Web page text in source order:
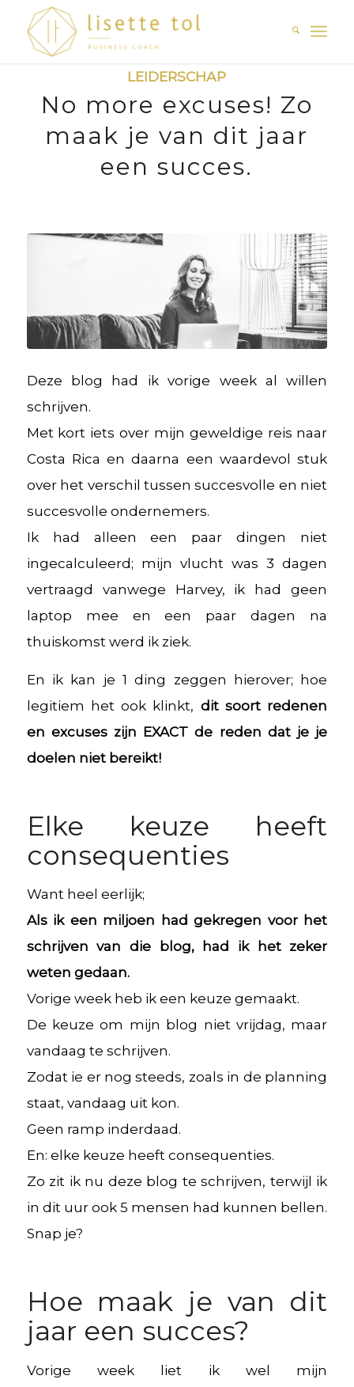
LEIDERSCHAP
No more excuses! Zo
maak je van dit jaar
een succes.
Deze blog had ik vorige week al willen
schrijven.
Met kort iets over mijn geweldige reis naar
Costa Rica en daarna een waardevol stuk
over het verschil tussen succesvolle en niet
succesvolle ondernemers.
Ik had alleen een paar dingen niet
ingecalculeerd; mijn vlucht was 3 dagen
vertraagd vanwege Harvey, ik had geen
laptop mee en een paar dagen na
thuiskomst werd ik ziek.
En ik kan je 1 ding zeggen hierover; hoe
legitiem het ook klinkt, dit soort redenen
en excuses zijn EXACT de reden dat je je
doelen niet bereikt!
Elke keuze heeft
consequenties
Want heel eerlijk;
Als ik een miljoen had gekregen voor het
schrijven van die blog, had ik het zeker
weten gedaan.
Vorige week heb ik een keuze gemaakt.
De keuze om mijn blog niet vrijdag, maar
vandaag te schrijven.
Zodat ie er nog steeds, zoals in de planning
staat, vandaag uit kon.
Geen ramp inderdaad.
En: elke keuze heeft consequenties.
Zo zit ik nu deze blog te schrijven, terwijl ik
in dit uur ook 5 mensen had kunnen bellen.
Snap je?
Hoe maak je van dit
jaar een succes?
Vorige week liet ik wel mijn